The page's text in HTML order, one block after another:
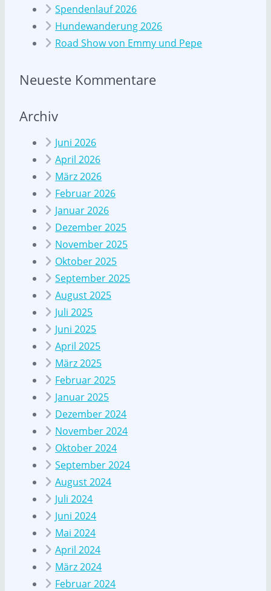
Spendenlauf 2026
Hundewanderung 2026
Road Show von Emmy und Pepe
Neueste Kommentare
Archiv
Juni 2026
April 2026
März 2026
Februar 2026
Januar 2026
Dezember 2025
November 2025
Oktober 2025
September 2025
August 2025
Juli 2025
Juni 2025
April 2025
März 2025
Februar 2025
Januar 2025
Dezember 2024
November 2024
Oktober 2024
September 2024
August 2024
Juli 2024
Juni 2024
Mai 2024
April 2024
März 2024
Februar 2024